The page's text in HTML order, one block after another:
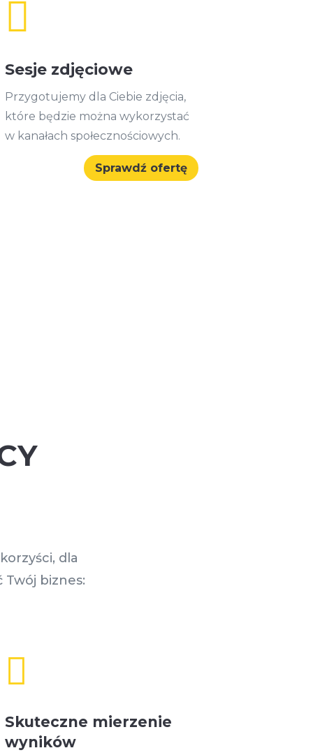

Sesje zdjęciowe
Przygotujemy dla Ciebie zdjęcia,
które będzie można wykorzystać
w kanałach społecznościowych.
Sprawdź ofertę
dla
biznes:

Skuteczne mierzenie
wyników